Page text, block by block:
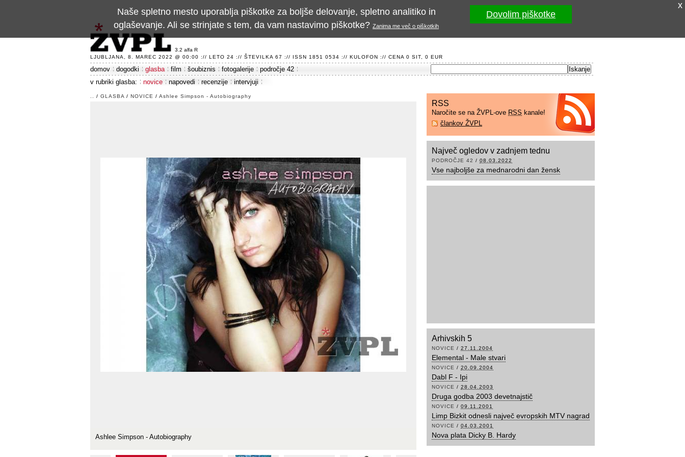
3.2 alfa R
LJUBLJANA, 8. MAREC 2022 @ 00:00 :// LETO 24 :// ŠTEVILKA 67 :// ISSN 1851 0534 :// KULOFON :// CENA 0 SIT, 0 EUR
domov dogodki glasba film šoubiznis fotogalerije
področje 42
v rubriki glasba:
novice napovedi recenzije intervjuji
/ GLASBA / NOVICE / Ashlee Simpson - Autobiography
Ashlee Simpson - Autobiography
RSS
Naročite se na ŽVPL-ove RSS kanale!
člankov ŽVPL
Največ ogledov v zadnjem tednu
PODROČJE 42 / 08.03.2022
Vse najboljše za mednarodni dan žensk
Arhivskih 5
NOVICE / 27.11.2004
Elemental - Male stvari
NOVICE / 20.09.2004
Dabl F - Ipi
NOVICE / 28.04.2003
Druga godba 2003 devetnajstič
NOVICE / 09.11.2001
Limp Bizkit odnesli največ evropskih MTV nagrad
NOVICE / 04.03.2001
Nova plata Dicky B. Hardy
x
Naše spletno mesto uporablja piškotke za boljše delovanje, spletno analitiko in
oglaševanje. Ali se strinjate s tem, da vam nastavimo piškotke? Zanima me več o piškotkih
Dovolim piškotke